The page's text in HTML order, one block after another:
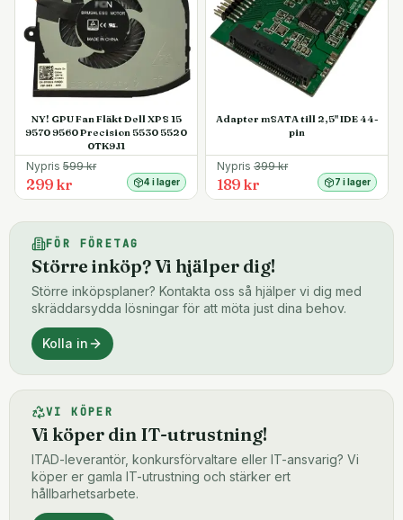
NY! GPU Fan Fläkt Dell XPS 15
9570 9560 Precision 5530 5520
0TK9J1
Nypris 599kr
299 kr 4 i lager
Adapter mSATA till 2,5" IDE 44-
pin
Nypris 399kr
189 kr 7 i lager
FÖR FÖRETAG
Större inköp? Vi hjälper dig!
Större inköpsplaner? Kontakta oss så hjälper vi dig med
skräddarsydda lösningar för att möta just dina behov.
Kolla in
VI KÖPER
Vi köper din IT-utrustning!
ITAD-leverantör, konkursförvaltare eller IT-ansvarig? Vi
köper er gamla IT-utrustning och stärker ert
hållbarhetsarbete.